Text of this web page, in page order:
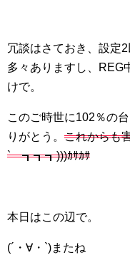
冗談はさておき、設定
多々ありますし、REG
けで。
このご時世に102％の
りがとう。 これからも
` ┓┓┓)))ｶｻｶｻ
本日はこの辺で。
(´・∀・`)またね